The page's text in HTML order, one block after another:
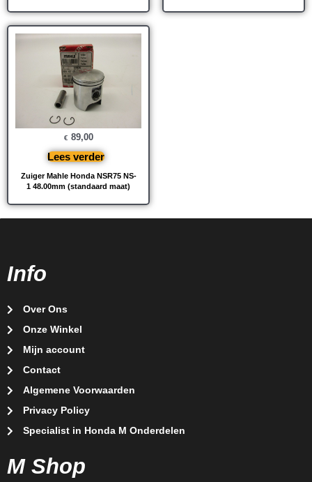
Zuiger Mahle Honda NSR75 NS-
1 48.00mm (standaard maat)
€ 89,00
Lees verder
Info
Over Ons
Onze Winkel
Mijn account
Contact
Algemene Voorwaarden
Privacy Policy
Specialist in Honda M Onderdelen
M Shop